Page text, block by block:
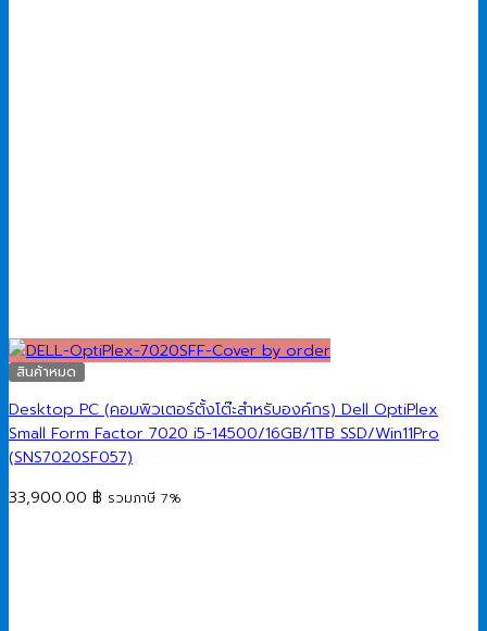
สินค้าหมด
Desktop PC (คอมพิวเตอร์ตั้งโต๊ะสำหรับองค์กร) Dell OptiPlex
Small Form Factor 7020 i5-14500/16GB/1TB SSD/Win11Pro
(SNS7020SF057)
33,900.00 ฿ รวมภาษี 7%